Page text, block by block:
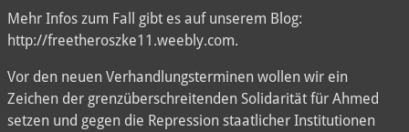
Mehr Infos zum Fall gibt es auf unserem Blog:
http://freetheroszke11.weebly.com.
Vor den neuen Verhandlungsterminen wollen wir ein
Zeichen der grenzüberschreitenden Solidarität für Ahmed
setzen und gegen die Repression staatlicher Institutionen